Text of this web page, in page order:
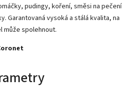
pudingy, koření, směsi na pečení
Garantovaná vysoká a stálá kvalita, na
spolehnout.